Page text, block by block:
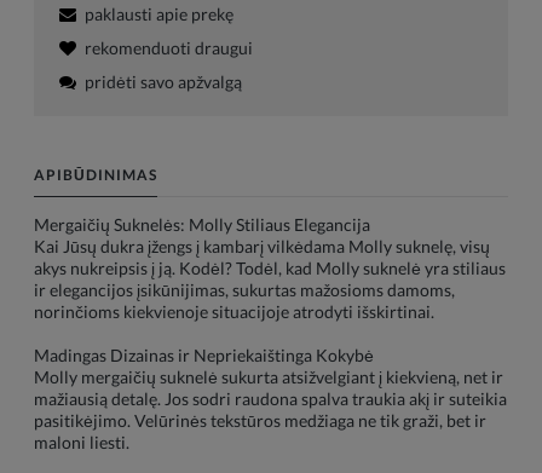
paklausti apie prekę
rekomenduoti draugui
pridėti savo apžvalgą
APIBŪDINIMAS
Mergaičių Suknelės: Molly Stiliaus Elegancija
Kai Jūsų dukra įžengs į kambarį vilkėdama Molly suknelę, visų
akys nukreipsis į ją. Kodėl? Todėl, kad Molly suknelė yra stiliaus
ir elegancijos įsikūnijimas, sukurtas mažosioms damoms,
norinčioms kiekvienoje situacijoje atrodyti išskirtinai.
Madingas Dizainas ir Nepriekaištinga Kokybė
Molly mergaičių suknelė sukurta atsižvelgiant į kiekvieną, net ir
mažiausią detalę. Jos sodri raudona spalva traukia akį ir suteikia
pasitikėjimo. Velūrinės tekstūros medžiaga ne tik graži, bet ir
maloni liesti.